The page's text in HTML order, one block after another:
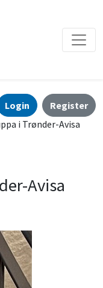
Login
Register
i Trønder-Avisa
Avisa